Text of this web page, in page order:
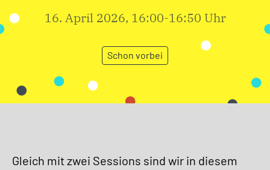
16. April 2026, 16:00-16:50 Uhr
Schon vorbei
Gleich mit zwei Sessions sind wir in diesem